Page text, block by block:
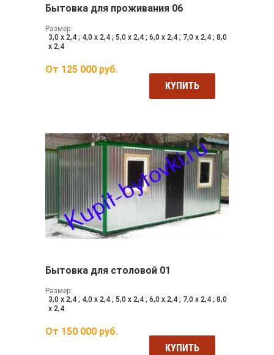
Бытовка для проживания 06
Размер:
3,0 х 2,4 ; 4,0 х 2,4 ; 5,0 х 2,4 ; 6,0 х 2,4 ; 7,0 х 2,4 ; 8,0
х 2,4
От 125 000 руб.
КУПИТЬ
Бытовка для столовой 01
Размер:
3,0 х 2,4 ; 4,0 х 2,4 ; 5,0 х 2,4 ; 6,0 х 2,4 ; 7,0 х 2,4 ; 8,0
х 2,4
От 150 000 руб.
КУПИТЬ